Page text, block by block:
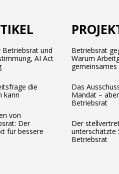
Betriebsrat und
AI Act
die
kann
von
Der
für bessere
Betriebsrat
Warum
Das
Mandat –
Betriebsrat
Der
unterschätzte
Betriebsrat